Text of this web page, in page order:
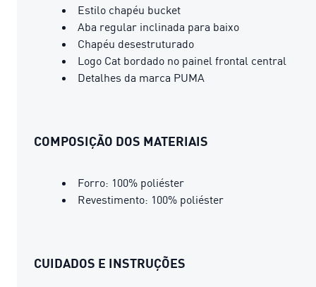
Estilo chapéu bucket
Aba regular inclinada para baixo
Chapéu desestruturado
Logo Cat bordado no painel frontal central
Detalhes da marca PUMA
COMPOSIÇÃO DOS MATERIAIS
Forro: 100% poliéster
Revestimento: 100% poliéster
CUIDADOS E INSTRUÇÕES